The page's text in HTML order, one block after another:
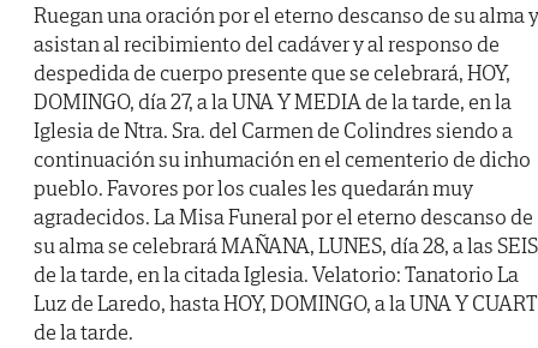
Ruegan una oración por el eterno descanso de su alma y
asistan al recibimiento del cadáver y al responso de
despedida de cuerpo presente que se celebrará, HOY,
DOMINGO, día 27, a la UNA Y MEDIA de la tarde, en la
Iglesia de Ntra. Sra. del Carmen de Colindres siendo a
continuación su inhumación en el cementerio de dicho
pueblo. Favores por los cuales les quedarán muy
agradecidos. La Misa Funeral por el eterno descanso de
su alma se celebrará MAÑANA, LUNES, día 28, a las SEIS
de la tarde, en la citada Iglesia. Velatorio: Tanatorio La
Luz de Laredo, hasta HOY, DOMINGO, a la UNA Y
de la tarde.